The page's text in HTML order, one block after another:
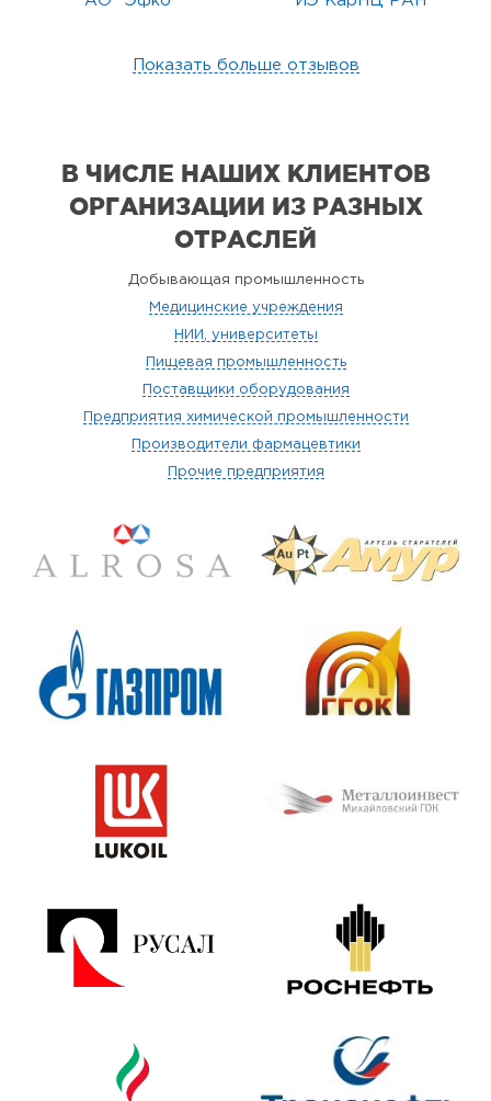
Показать больше отзывов
В ЧИСЛЕ НАШИХ КЛИЕНТОВ
ОРГАНИЗАЦИИ ИЗ РАЗНЫХ
ОТРАСЛЕЙ
Добывающая промышленность
Медицинские учреждения
НИИ, университеты
Пищевая промышленность
Поставщики оборудования
Предприятия химической промышленности
Производители фармацевтики
Прочие предприятия